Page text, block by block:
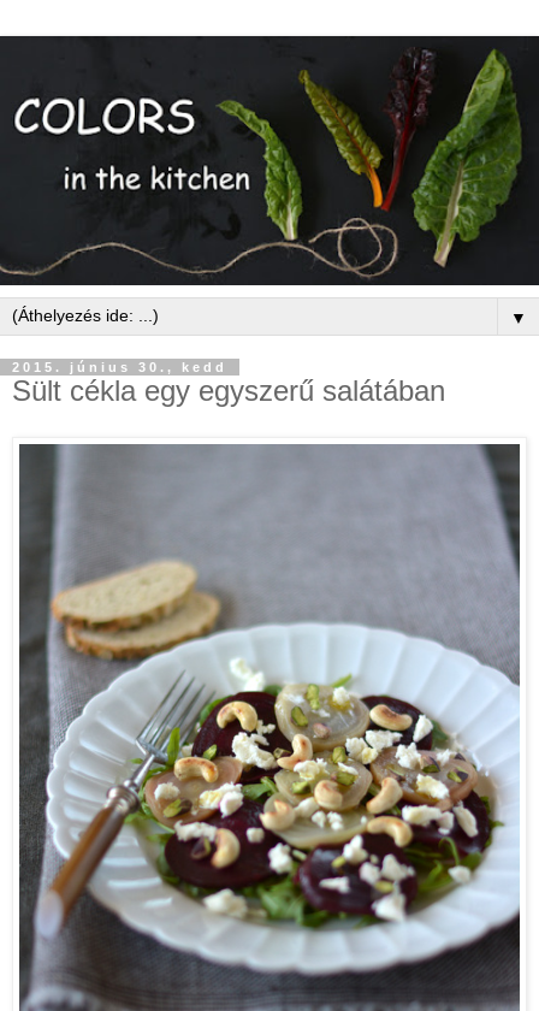
▼
2015. június 30., kedd
Sült cékla egy egyszerű salátában